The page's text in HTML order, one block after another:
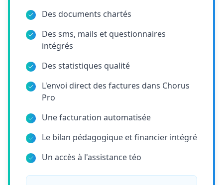
Des documents chartés
Des sms, mails et questionnaires
intégrés
Des statistiques qualité
L'envoi direct des factures dans Chorus
Pro
Une facturation automatisée
Le bilan pédagogique et financier intégré
Un accès à l'assistance téo